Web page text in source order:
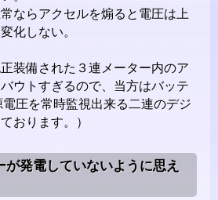
ならアクセルを煽ると電圧は上
化しない。
正装備された３連メーター内のア
ウトすぎるので、当方はバッテ
圧を常時監視出来る二連のデジ
おります。）
が発電していないように思え